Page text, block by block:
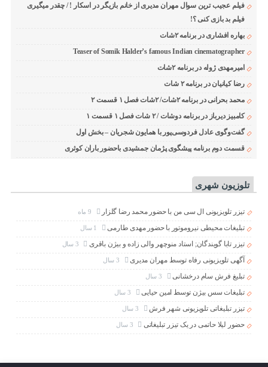
فیلم عجیب ترین سوال مهران مدیری از خانم بازیگر در اسکار ! / چقدر میگیری
فیلم بد بازی کنی ؟!
بهاره افشاری در برنامه ۲شات
Teaser of Somik Halder’s famous Indian cinematographer
امیرمهدی ژوله در برنامه ۲شات
رضا کیانیان در برنامه ۲ شات
محمد بحرانی در برنامه ۲شات/ ۲شات فصل ۱ قسمت ۲
کامبیز دیرباز در برنامه دوشات / ۲ شات فصل ۱ قسمت ۱
گفت‌وگوی عادل فردوسی‌پور با همایون شجریان – بخش اول
قسمت دوم برنامه پیشگوی پژمان جمشیدی باحضور باران کوثری
تلوزیون شهری
تیزر تلویزیونی ال سی من با حضور محمد رضا گلزار
تبلیغات محیطی نیروموتور با حضور مهدی طارمی
تیزر تابا گویندگان; استاد منوچهر والی زاده و بیژن باقری
آگهی تلویزیونی رفاه توسط مهران مدیری
تبلیغ فرش سام درخشانی
تبلیغات سس بیژن توسط امین حیایی
تیزر تبلیغاتی تلویزیونی شهر فرش
حضور لیلا حاتمی در یک تیزر تبلیغاتی